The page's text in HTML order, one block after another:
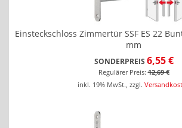
Einsteckschloss Zimmertür SSF ES 22
mm
SONDERPREIS 6,55 €
Regulärer Preis: 12,69 €
inkl. 19% MwSt., zzgl.